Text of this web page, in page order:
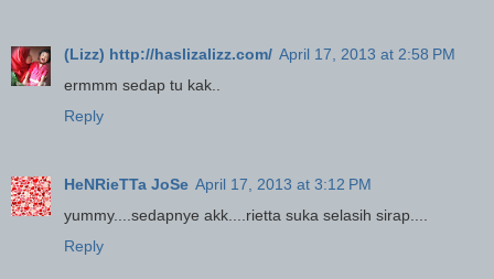
(Lizz) http://haslizalizz.com/ April 17, 2013 at 2:58 PM
ermmm sedap tu kak..
Reply
HeNRieTTa JoSe April 17, 2013 at 3:12 PM
yummy....sedapnye akk....rietta suka selasih sirap....
Reply